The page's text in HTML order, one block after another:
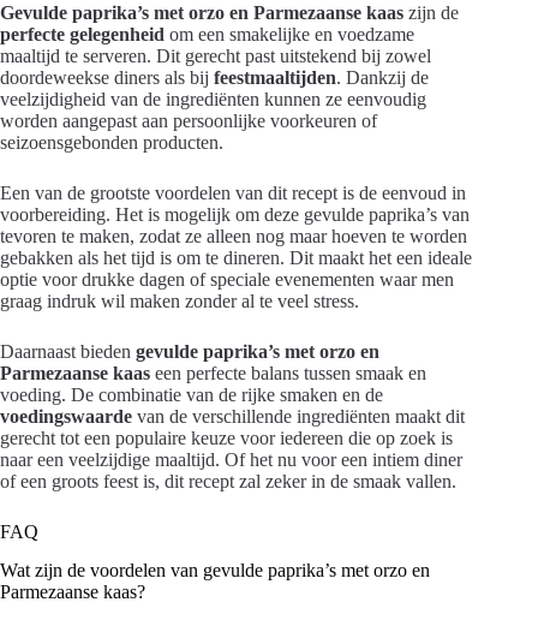
Gevulde paprika’s met orzo en Parmezaanse kaas zijn de
perfecte gelegenheid om een smakelijke en voedzame
maaltijd te serveren. Dit gerecht past uitstekend bij zowel
doordeweekse diners als bij feestmaaltijden. Dankzij de
veelzijdigheid van de ingrediënten kunnen ze eenvoudig
worden aangepast aan persoonlijke voorkeuren of
seizoensgebonden producten.
Een van de grootste voordelen van dit recept is de eenvoud in
voorbereiding. Het is mogelijk om deze gevulde paprika’s van
tevoren te maken, zodat ze alleen nog maar hoeven te worden
gebakken als het tijd is om te dineren. Dit maakt het een ideale
optie voor drukke dagen of speciale evenementen waar men
graag indruk wil maken zonder al te veel stress.
Daarnaast bieden gevulde paprika’s met orzo en
Parmezaanse kaas een perfecte balans tussen smaak en
voeding. De combinatie van de rijke smaken en de
voedingswaarde van de verschillende ingrediënten maakt dit
gerecht tot een populaire keuze voor iedereen die op zoek is
naar een veelzijdige maaltijd. Of het nu voor een intiem diner
of een groots feest is, dit recept zal zeker in de smaak vallen.
FAQ
Wat zijn de voordelen van gevulde paprika’s met orzo en
Parmezaanse kaas?